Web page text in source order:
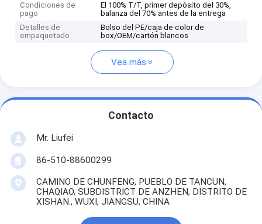
Condiciones de
pago
El 100% T/T, primer depósito del 30%,
balanza del 70% antes de la entrega
Detalles de
empaquetado
Bolso del PE/caja de color de
box/OEM/cartón blancos
Vea más
Contacto
Mr. Liufei
86-510-88600299
CAMINO DE CHUNFENG, PUEBLO DE TANCUN,
CHAQIAO, SUBDISTRICT DE ANZHEN, DISTRITO DE
XISHAN., WUXI, JIANGSU, CHINA